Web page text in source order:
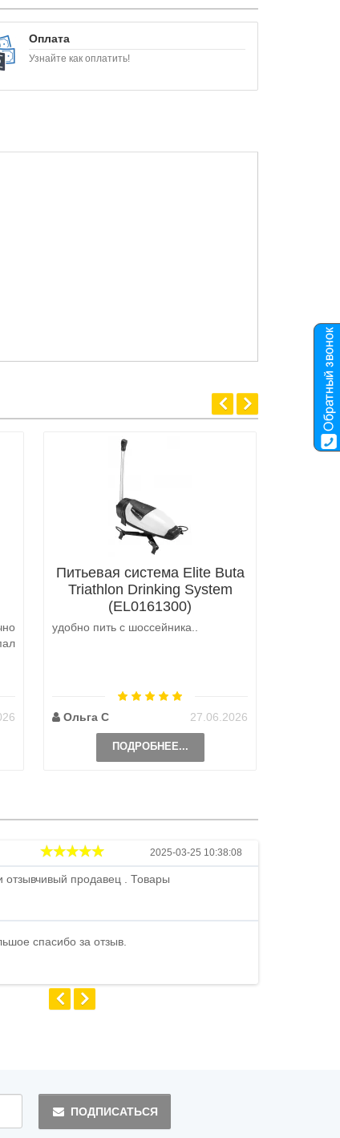
Оплата
Узнайте как оплатить!
Питьевая система Elite Buta
Triathlon Drinking System
(EL0161300)
удобно пить с шоссейника..
Ольга С 27.06.2026
ПОДРОБНЕЕ...
2025-03-25 10:38:08
отзывчивый продавец . Товары
спасибо за отзыв.
ПОДПИСАТЬСЯ